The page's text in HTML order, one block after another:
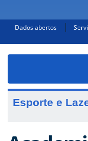
Dados abertos
Esporte e